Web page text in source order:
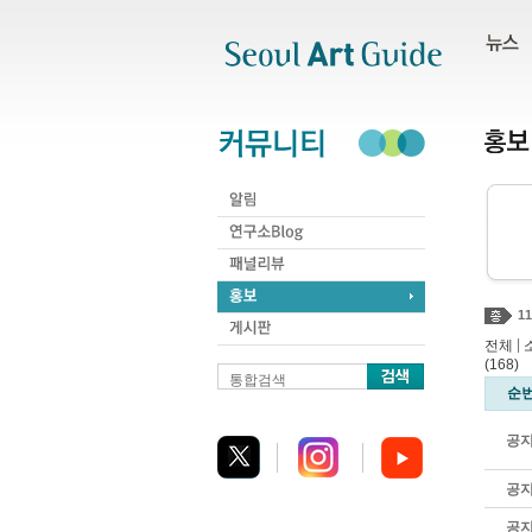
통합검색
전체
(168)
순
공지
공지
공지